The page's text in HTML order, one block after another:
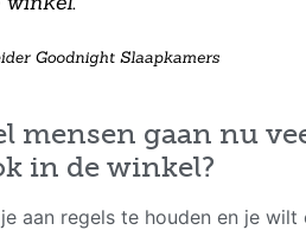
mensen gaan nu
in de winkel?
aan regels te houden en je